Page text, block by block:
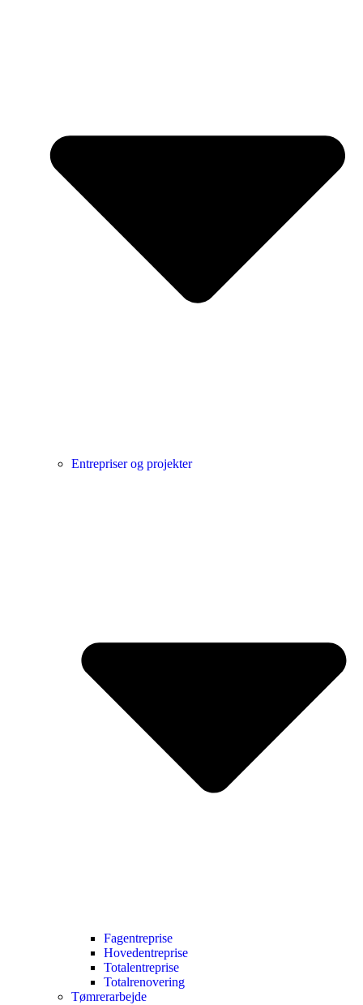
Entrepriser og projekter
Fagentreprise
Hovedentreprise
Totalentreprise
Totalrenovering
Tømrerarbejde